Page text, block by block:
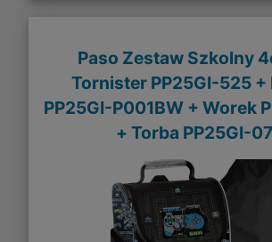
Paso Zestaw Szkolny
Tornister PP25GI-525 +
PP25GI-P001BW + Worek
+ Torba PP25GI-